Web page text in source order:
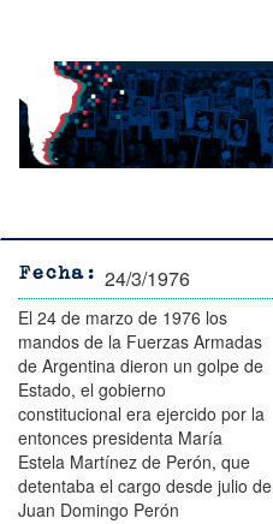
contenido
principal
Fecha 24/3/1976
El 24 de marzo de 1976 los
mandos de la Fuerzas Armadas
de Argentina dieron un golpe de
Estado, el gobierno
constitucional era ejercido por la
entonces presidenta María
Estela Martínez de Perón, que
detentaba el cargo desde julio de
Juan Domingo Perón